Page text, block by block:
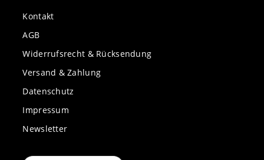
Kontakt
AGB
Widerrufsrecht & Rücksendung
Versand & Zahlung
Datenschutz
Impressum
Newsletter